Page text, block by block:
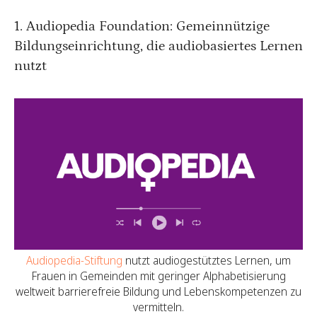
1. Audiopedia Foundation: Gemeinnützige
Bildungseinrichtung, die audiobasiertes Lernen
nutzt
Audiopedia-Stiftung nutzt audiogestütztes Lernen, um
Frauen in Gemeinden mit geringer Alphabetisierung
weltweit barrierefreie Bildung und Lebenskompetenzen zu
vermitteln.